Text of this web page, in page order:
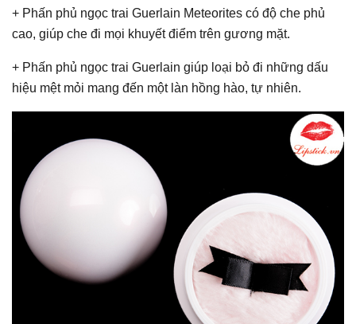
+ Phấn phủ ngọc trai Guerlain Meteorites có độ che phủ
cao, giúp che đi mọi khuyết điểm trên gương mặt.
+ Phấn phủ ngọc trai Guerlain giúp loại bỏ đi những dấu
hiệu mệt mỏi mang đến một làn hồng hào, tự nhiên.